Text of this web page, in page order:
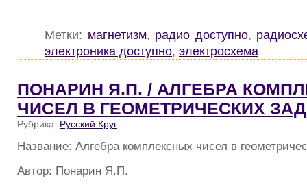
Метки: магнетизм, радио доступно,
электроника доступно, электросхема
ПОНАРИН Я.П. / АЛГЕБРА
ЧИСЕЛ В ГЕОМЕТРИЧЕСКИХ
Рубрика: Русский Круг
Название: Алгебра комплексных чисел в
Автор: Понарин Я.П.